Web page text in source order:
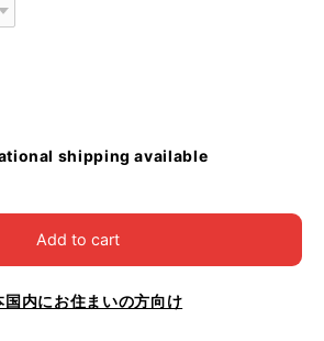
shipping available
Add to cart
国内にお住まいの方向け